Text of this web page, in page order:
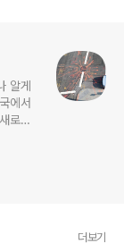
알게
로운
니다.
더보기